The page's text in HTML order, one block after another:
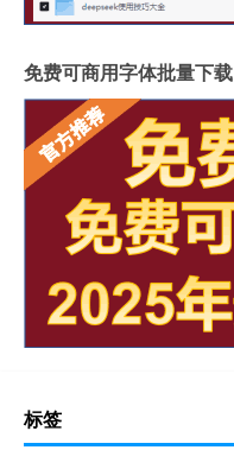
免费可商用字体批量下载
标签